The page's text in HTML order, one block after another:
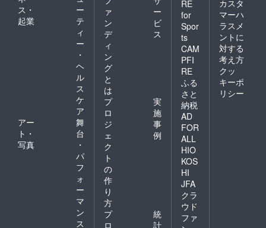
ス・
起業
ー
テ
ィ
ー
・
ヘ
ル
ス
ケ
ア
アー
ト・
写真
舞
台
・
パ
フ
ォ
ー
マ
ン
ス
ァ
ン
デ
ィ
ン
グ
と
は
ー
ビ
ス
プ
ロ
ジ
ェ
ク
ト
の
作
り
方
実
施
事
例
プ
ロ
統
計
RE
for
Spor
ts
CAM
PFI
RE
ふる
さと
納税
AD
FOR
ALL
HIO
KOS
HI
JFA
クラ
ウド
ファ
カスタ
マーハ
ラスメ
ントに
対する
考え方
クッ
キーポ
リシー